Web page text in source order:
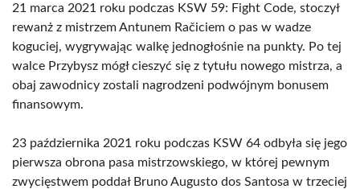
21 marca 2021 roku podczas KSW 59: Fight Code, stoczył
rewanż z mistrzem Antunem Račiciem o pas w wadze
koguciej, wygrywając walkę jednogłośnie na punkty. Po tej
walce Przybysz mógł cieszyć się z tytułu nowego mistrza, a
obaj zawodnicy zostali nagrodzeni podwójnym bonusem
finansowym.
23 października 2021 roku podczas KSW 64 odbyła się jego
pierwsza obrona pasa mistrzowskiego, w której pewnym
zwycięstwem poddał Bruno Augusto dos Santosa w trzeciej